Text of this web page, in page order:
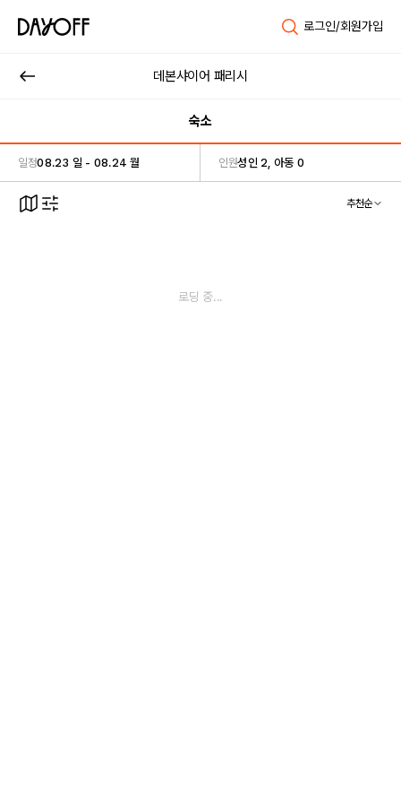
로그인/회원가입
데본샤이어 패리시
숙소
일정08.23 일 - 08.24 월 인원성인 2, 아동 0
추천순
로딩 중...